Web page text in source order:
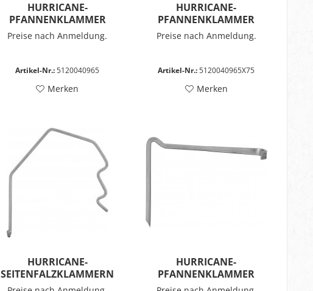
HURRICANE-
PFANNENKLAMMER
eckig
Preise nach Anmeldung.
Artikel-Nr.:5120040965
Merken
HURRICANE-
PFANNENKLAMMER
Preise nach Anmeldung.
Artikel-Nr.:5120040965X75
Merken
HURRICANE-
SEITENFALZKLAMMERN
HURRICANE-
PFANNENKLAMMER